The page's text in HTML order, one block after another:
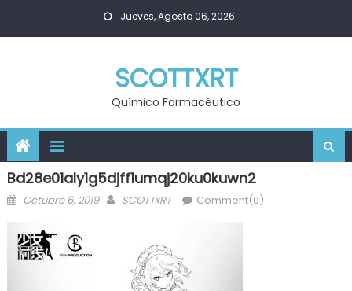
Jueves, Agosto 06, 2026
SCOTTXRT
Químico Farmacéutico
Bd28e01aly1g5djff1umqj20ku0kuwn2
Posted
Octubre 6, 2019 Author
SCOTTxRT Comment(0)